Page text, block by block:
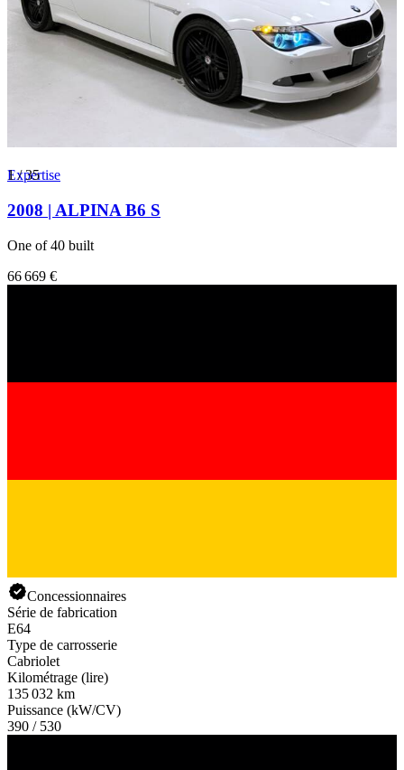
1/35
Expertise
2008 | ALPINA B6 S
One of 40 built
66 669 €
Concessionnaires
Série de fabrication
E64
Type de carrosserie
Cabriolet
Kilométrage (lire)
135 032 km
Puissance (kW/CV)
390 / 530